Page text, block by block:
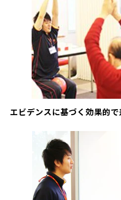
エビデンスに基づく効果的